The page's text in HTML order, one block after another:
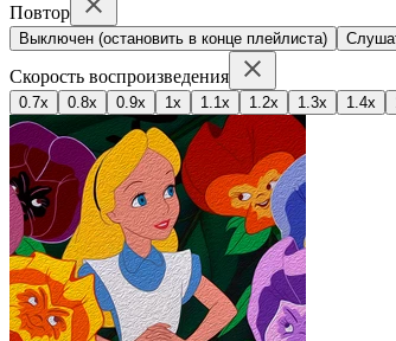
Повтор
Выключен (остановить в конце плейлиста)
Скорость воспроизведения
0.7x 0.8x 0.9x 1x 1.1x 1.2x 1.3x 1.4x